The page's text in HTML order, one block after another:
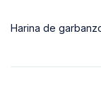
Harina de